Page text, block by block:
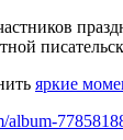
яркие
album-